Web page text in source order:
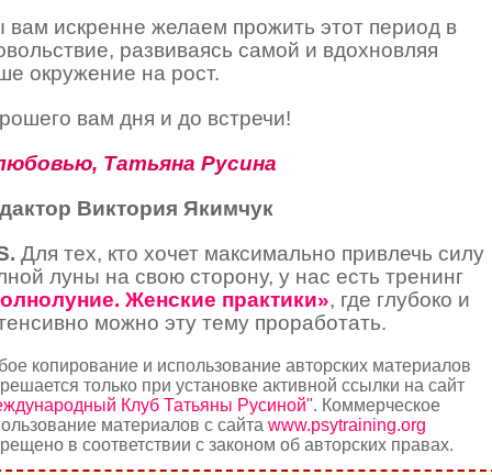
искренне желаем прожить этот период в
развиваясь самой и вдохновляя
окружение на рост.
вам дня и до встречи!
Татьяна Русина
Виктория Якимчук
Для тех, кто хочет максимально привлечь силу
луны на свою сторону, у нас есть тренинг
Женские практики», где глубоко и
можно эту тему проработать.
копирование и использование авторских материалов
только при установке активной ссылки на сайт
Клуб Татьяны Русиной". Коммерческое
материалов с сайта www.psytraining.org
в соответствии с законом об авторских правах.